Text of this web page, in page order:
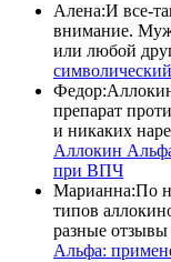
Алена:И все-
внимание.
или любой
Федор:
препарат
и никаких
Аллокин
при ВПЧ
Марианна:По
типов
разные
Альфа: